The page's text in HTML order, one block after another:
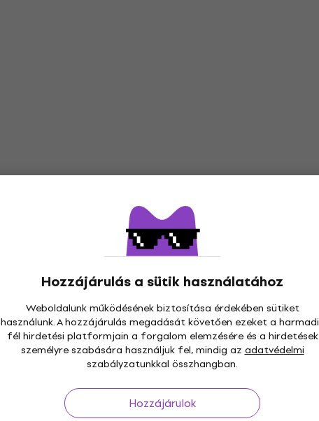
Hozzájárulás a sütik használatához
Weboldalunk működésének biztosítása érdekében sütiket
használunk. A hozzájárulás megadását követően ezeket a
fél hirdetési platformjain a forgalom elemzésére és a hirdetések
személyre szabására használjuk fel, mindig azadatvédelmi
szabályzatunkkal összhangban.
Hozzájárulok